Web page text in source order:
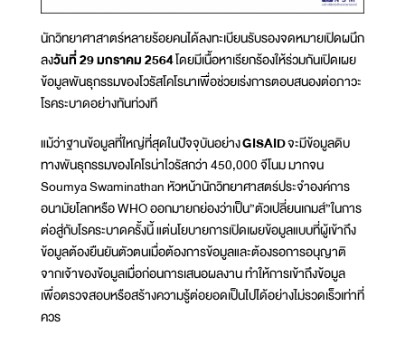
นักวิทยาศาสาตร์หลายร้อยคนได้ลงทะเบียนรับรองจดหมายเปิดผนึก
ลงวันที่ 29 มกราคม 2564โดยมีเนื้อหาเรียกร้องให้ร่วมกันเปิดเผย
ข้อมูลพันธุกรรมของโวรัสโคโรนาเพื่อช่วยเร่งการตอบสนองต่อภาวะ
โรคระบาดอย่างทันท่วงที
แม้ว่าฐานข้อมูลที่ใหญ่ที่สุดในปัจจุบันอย่างGISAIDจะมีข้อมูลดิบ
ทางพันธุกรรมของโคโรน่าไวรัสกว่า 450,000 จีโนม มากจน
Soumya Swaminathan หัวหน้านักวิทยาศาสตร์ประจำองค์การ
อนามัยโลกหรือ WHO ออกมายกย่องว่าเป็น”ตัวเปลี่ยนเกมส์”ในการ
ต่อสู่กับโรคระบาดครั้งนี้ แต่นโยบายการเปิดเผยข้อมูลแบบที่ผู้เข้าถึง
ข้อมูลต้องยืนยันตัวตนเมื่อต้องการข้อมูลและต้องรอการอนุญาติ
จากเจ้าของข้อมูลเมื่อก่อนการเสนอผลงาน ทำให้การเข้าถึงข้อมูล
เพื่อตรวจสอบหรือสร้างความรู้ต่อยอดเป็นไปได้อย่างไม่รวดเร็วเท่าที่
ควร